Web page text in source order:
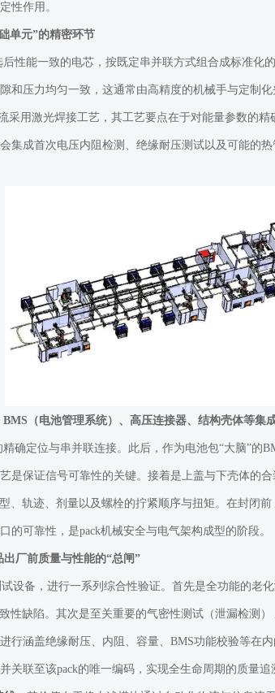
性作用。
单元”的精密环节
性能一致的电芯，按既定串并联方式组合成标准化
和压力均匀一致，这通常由高精度的机械手与定制
采用激光焊接工艺，其工艺要点在于对能量参数的
集成首次电压内阻检测、绝缘耐压测试以及可能的
（电池管理系统）、高压连接器、结构壳体等集
确定位与串并联连接。此后，作为电池包“大脑”的
是保证信号可靠性的关键。接着是上盖与下壳体的
、轨迹、剂量以及螺栓的拧紧顺序与扭矩。在封闭
的可靠性，是pack机械安全与电气架构成型的阶段。
厂前质量与性能的“总闸”
设备，进行一系列综合性验证。首先是全功能的老
性缺陷。其次是至关重要的气密性测试（泄漏检测
行涵盖绝缘耐压、内阻、容量、BMS功能校验等在
关联至该pack的唯一编码，实现全生命周期的质量追